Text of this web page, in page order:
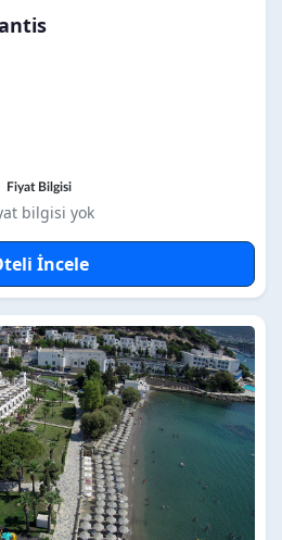
Fiyat Bilgisi
bilgisi yok
İncele